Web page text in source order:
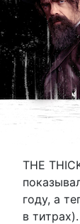
THE
году, а
в